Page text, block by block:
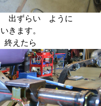
ずらい ように
ます。
えたら